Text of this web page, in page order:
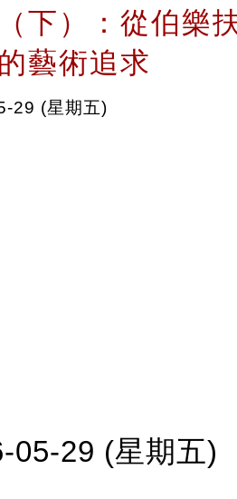
下）：從伯樂
藝術追求
29 (星期五)
05-29 (星期五)